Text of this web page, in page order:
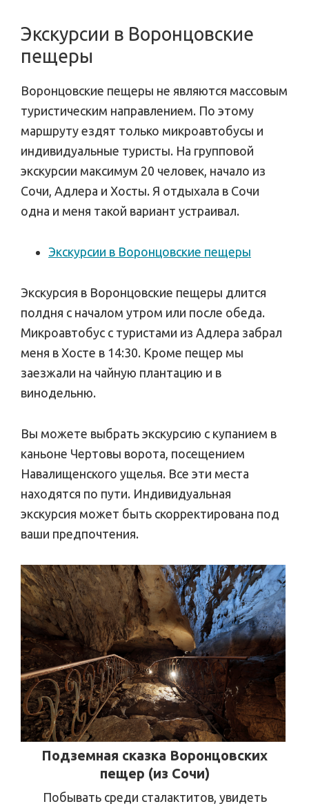
Экскурсии в Воронцовские
пещеры
Воронцовские пещеры не являются массовым
туристическим направлением. По этому
маршруту ездят только микроавтобусы и
индивидуальные туристы. На групповой
экскурсии максимум 20 человек, начало из
Сочи, Адлера и Хосты. Я отдыхала в Сочи
одна и меня такой вариант устраивал.
Экскурсии в Воронцовские пещеры
Экскурсия в Воронцовские пещеры длится
полдня с началом утром или после обеда.
Микроавтобус с туристами из Адлера забрал
меня в Хосте в 14:30. Кроме пещер мы
заезжали на чайную плантацию и в
винодельню.
Вы можете выбрать экскурсию с купанием в
каньоне Чертовы ворота, посещением
Навалищенского ущелья. Все эти места
находятся по пути. Индивидуальная
экскурсия может быть скорректирована под
ваши предпочтения.
Подземная сказка Воронцовских
пещер (из Сочи)
Побывать среди сталактитов, увидеть